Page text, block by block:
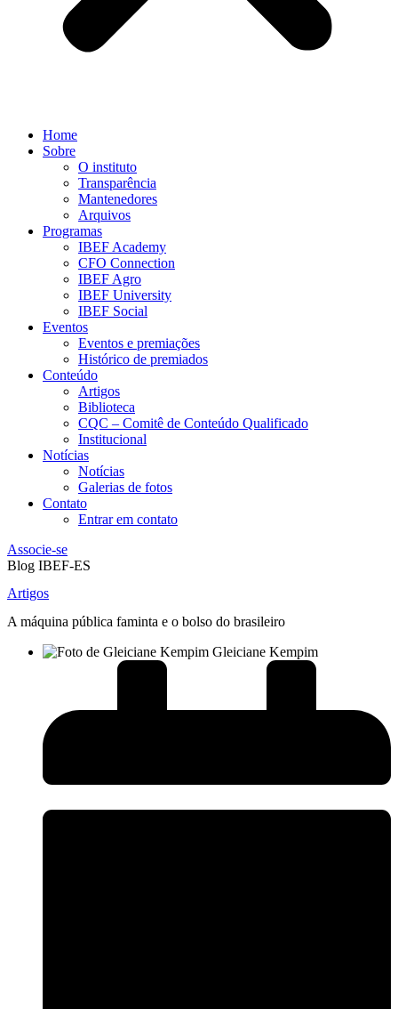
Home
Sobre
O instituto
Transparência
Mantenedores
Arquivos
Programas
IBEF Academy
CFO Connection
IBEF Agro
IBEF University
IBEF Social
Eventos
Eventos e premiações
Histórico de premiados
Conteúdo
Artigos
Biblioteca
CQC – Comitê de Conteúdo Qualificado
Institucional
Notícias
Notícias
Galerias de fotos
Contato
Entrar em contato
Associe-se
Blog IBEF-ES
Artigos
A máquina pública faminta e o bolso do brasileiro
Gleiciane Kempim